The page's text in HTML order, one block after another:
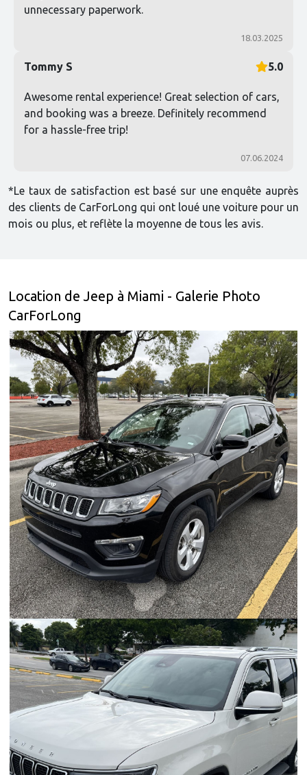
unnecessary paperwork.
18.03.2025
Tommy S 5.0
Awesome rental experience! Great selection of cars,
and booking was a breeze. Definitely recommend
for a hassle-free trip!
07.06.2024
*Le taux de satisfaction est basé sur une enquête auprès
des clients de CarForLong qui ont loué une voiture pour un
mois ou plus, et reflète la moyenne de tous les avis.
Location de Jeep à Miami - Galerie Photo
CarForLong